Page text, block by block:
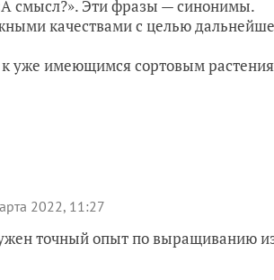
смысл?». Эти фразы — синонимы.
качествами с целью
уже имеющимся сортовым
2022, 11:27
точный опыт по выращиванию